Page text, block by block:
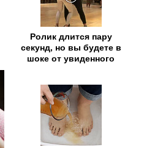
Ролик длится пару
секунд, но вы будете в
шоке от увиденного